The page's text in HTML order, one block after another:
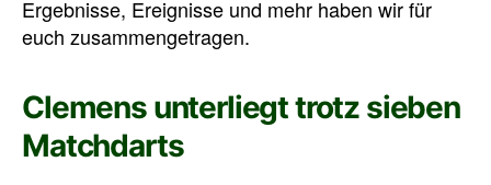
Ergebnisse, Ereignisse und mehr haben wir für
euch zusammengetragen.
Clemens unterliegt trotz sieben
Matchdarts